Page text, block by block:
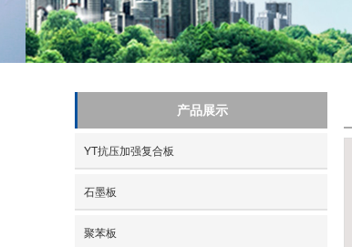
产品展示
YT抗压加强复合板
石墨板
聚苯板